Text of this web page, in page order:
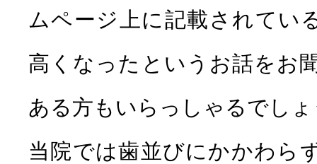
ムページ上に記載されてい
高くなったというお話をお
ある方もいらっしゃるでし
当院では歯並びにかかわら